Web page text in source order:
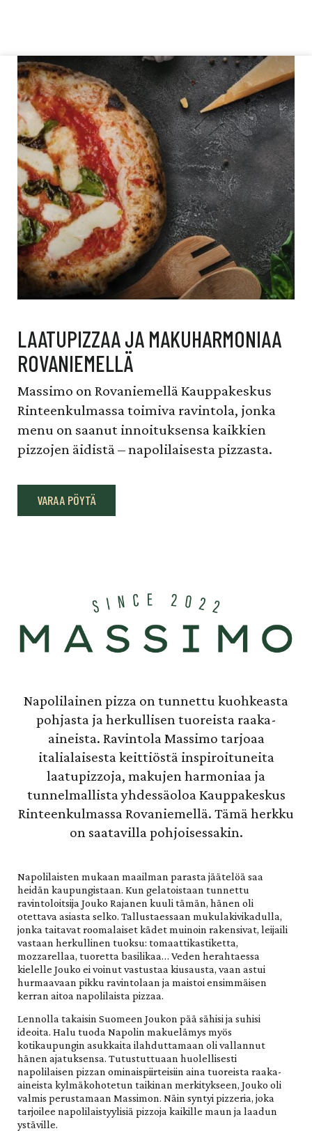
Siirry sisältöön
LAATUPIZZAA JA MAKUHARMONIAA
ROVANIEMELLÄ
Massimo on Rovaniemellä Kauppakeskus
Rinteenkulmassa toimiva ravintola, jonka
menu on saanut innoituksensa kaikkien
pizzojen äidistä – napolilaisesta pizzasta.
VARAA PÖYTÄ
Napolilainen pizza on tunnettu kuohkeasta
pohjasta ja herkullisen tuoreista raaka-
aineista. Ravintola Massimo tarjoaa
italialaisesta keittiöstä inspiroituneita
laatupizzoja, makujen harmoniaa ja
tunnelmallista yhdessäoloa Kauppakeskus
Rinteenkulmassa Rovaniemellä. Tämä herkku
on saatavilla pohjoisessakin.
Napolilaisten mukaan maailman parasta jäätelöä saa
heidän kaupungistaan. Kun gelatoistaan tunnettu
ravintoloitsija Jouko Rajanen kuuli tämän, hänen oli
otettava asiasta selko. Tallustaessaan mukulakivikadulla,
jonka taitavat roomalaiset kädet muinoin rakensivat, leijaili
vastaan herkullinen tuoksu: tomaattikastiketta,
mozzarellaa, tuoretta basilikaa… Veden herahtaessa
kielelle Jouko ei voinut vastustaa kiusausta, vaan astui
hurmaavaan pikku ravintolaan ja maistoi ensimmäisen
kerran aitoa napolilaista pizzaa.
Lennolla takaisin Suomeen Joukon pää sähisi ja suhisi
ideoita. Halu tuoda Napolin makuelämys myös
kotikaupungin asukkaita ilahduttamaan oli vallannut
hänen ajatuksensa. Tutustuttuaan huolellisesti
napolilaisen pizzan ominaispiirteisiin aina tuoreista raaka-
aineista kylmäkohotetun taikinan merkitykseen, Jouko oli
valmis perustamaan Massimon. Näin syntyi pizzeria, joka
tarjoilee napolilaistyylisiä pizzoja kaikille maun ja laadun
ystäville.